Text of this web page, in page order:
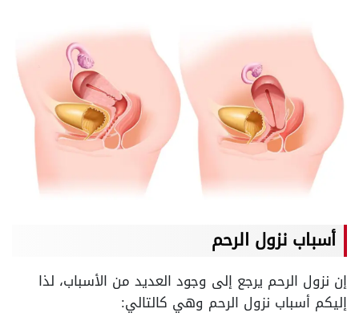
أسباب نزول الرحم
إن نزول الرحم يرجع إلى وجود العديد من الأسباب، لذا
إليكم أسباب نزول الرحم وهي كالتالي: